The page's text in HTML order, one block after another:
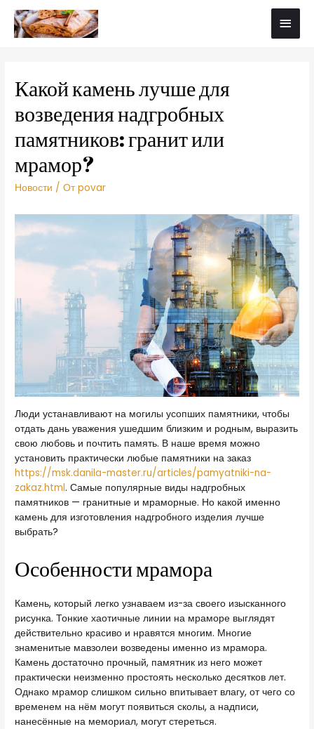
Какой камень лучше для
возведения надгробных
памятников: гранит или
мрамор?
Новости / От povar
Люди устанавливают на могилы усопших памятники, чтобы
отдать дань уважения ушедшим близким и родным, выразить
свою любовь и почтить память. В наше время можно
установить практически любые памятники на заказ
https://msk.danila-master.ru/articles/pamyatniki-na-
zakaz.html. Самые популярные виды надгробных
памятников — гранитные и мраморные. Но какой именно
камень для изготовления надгробного изделия лучше
выбрать?
Особенности мрамора
Камень, который легко узнаваем из-за своего изысканного
рисунка. Тонкие хаотичные линии на мраморе выглядят
действительно красиво и нравятся многим. Многие
знаменитые мавзолеи возведены именно из мрамора.
Камень достаточно прочный, памятник из него может
практически неизменно простоять несколько десятков лет.
Однако мрамор слишком сильно впитывает влагу, от чего со
временем на нём могут появиться сколы, а надписи,
нанесённые на мемориал, могут стереться.